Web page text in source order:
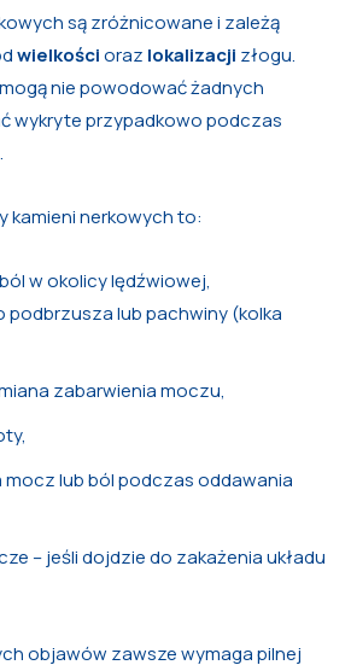
są zróżnicowane i zależą
wielkościoraz lokalizacji złogu.
nie powodować żadnych
wykryte przypadkowo podczas
kamieni nerkowych to:
w okolicy lędźwiowej,
podbrzusza lub pachwiny (kolka
zabarwienia moczu,
lub ból podczas oddawania
– jeśli dojdzie do zakażenia układu
objawów zawsze wymaga pilnej